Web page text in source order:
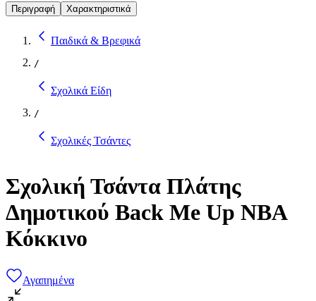
Περιγραφή Χαρακτηριστικά
Παιδικά & Βρεφικά
/
Σχολικά Είδη
/
Σχολικές Τσάντες
Σχολική Τσάντα Πλάτης
Δημοτικού Back Me Up NBA
Κόκκινο
Αγαπημένα